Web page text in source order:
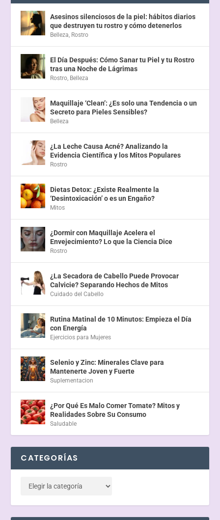
Asesinos silenciosos de la piel: hábitos diarios
que destruyen tu rostro y cómo detenerlos
Belleza, Rostro
El Día Después: Cómo Sanar tu Piel y tu Rostro
tras una Noche de Lágrimas
Rostro, Belleza
Maquillaje ‘Clean’: ¿Es solo una Tendencia o un
Secreto para Pieles Sensibles?
Belleza
¿La Leche Causa Acné? Analizando la
Evidencia Científica y los Mitos Populares
Rostro
Dietas Detox: ¿Existe Realmente la
‘Desintoxicación’ o es un Engaño?
Mitos
¿Dormir con Maquillaje Acelera el
Envejecimiento? Lo que la Ciencia Dice
Rostro
¿La Secadora de Cabello Puede Provocar
Calvicie? Separando Hechos de Mitos
Cuidado del Cabello
Rutina Matinal de 10 Minutos: Empieza el Día
con Energía
Ejercicios para Mujeres
Selenio y Zinc: Minerales Clave para
Mantenerte Joven y Fuerte
Suplementacion
¿Por Qué Es Malo Comer Tomate? Mitos y
Realidades Sobre Su Consumo
Saludable
CATEGORÍAS